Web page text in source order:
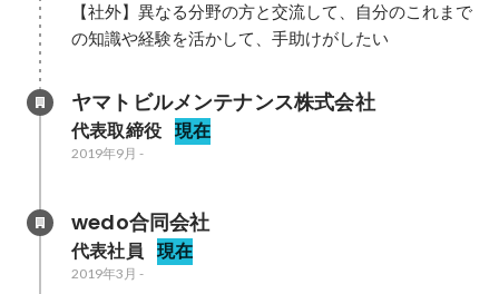
【社外】異なる分野の方と交流して、自分のこれまで
の知識や経験を活かして、手助けがしたい
ヤマトビルメンテナンス株式会社
代表取締役 現在
2019年9月 -
wedo合同会社
代表社員 現在
2019年3月 -